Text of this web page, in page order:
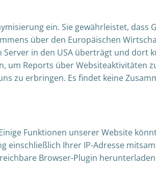
ein. Sie gewährleistet, dass
über den Europäischen
in den USA überträgt und dort
um Reports über Websiteaktivitäten
zu erbringen. Es findet keine
Funktionen unserer Website
einschließlich Ihrer IP-Adresse
Browser-Plugin